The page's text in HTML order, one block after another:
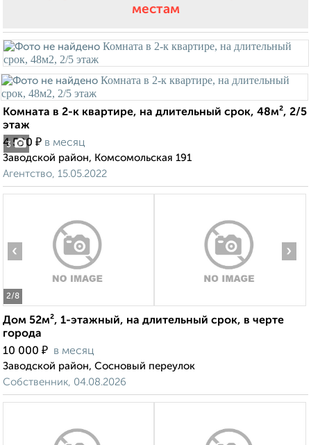
местам
3
Комната в 2-к квартире, на длительный срок, 48м², 2/5
этаж
4 500 ₽ в месяц
Заводской район, Комсомольская 191
Агентство, 15.05.2022
2/8
‹ ›
Дом 52м², 1-этажный, на длительный срок, в черте
города
10 000 ₽ в месяц
Заводской район, Сосновый переулок
Собственник, 04.08.2026